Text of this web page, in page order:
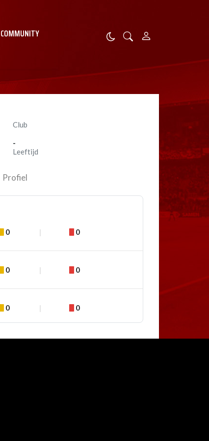
COMMUNITY
Club
-
Leeftijd
Profiel
0 0
0 0
0 0